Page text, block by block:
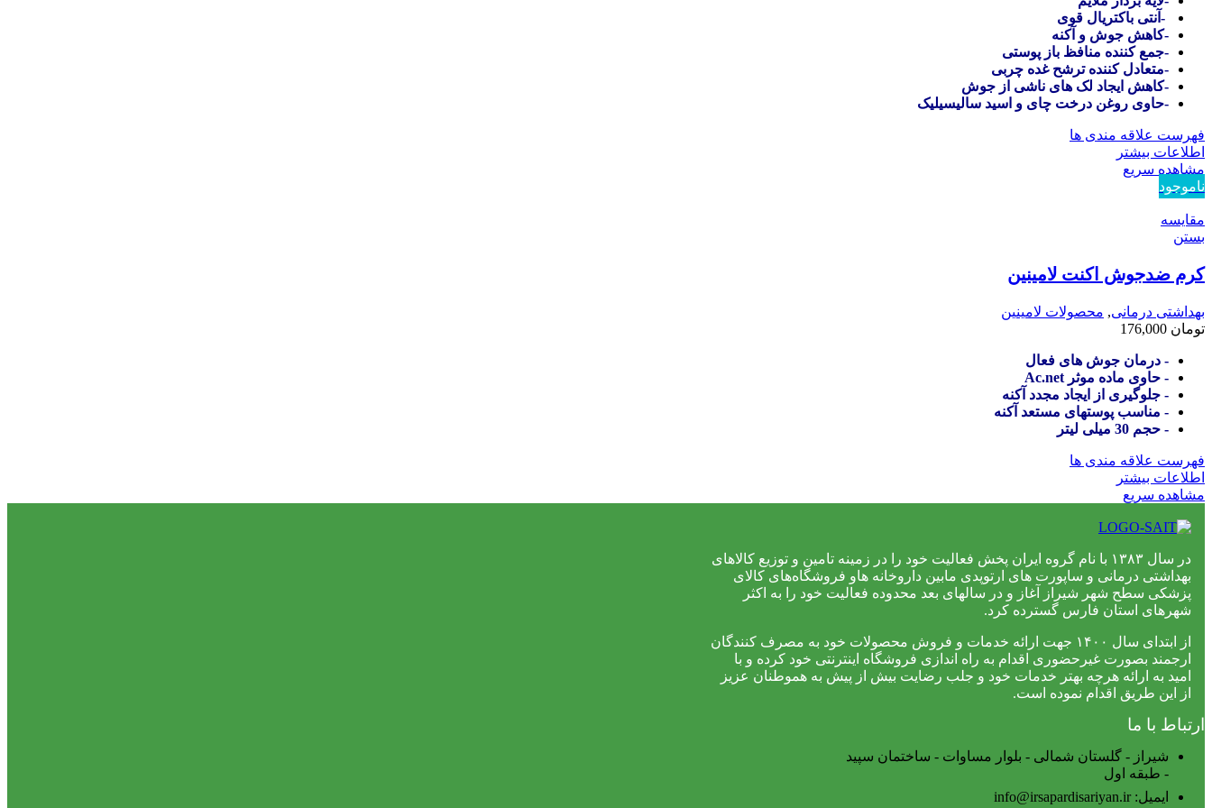
-آنتی باکتریال قوی
-کاهش جوش و آکنه
-جمع کننده منافظ باز پوستی
-متعادل کننده ترشح غده چربی
-کاهش ایجاد لک های ناشی از جوش
-حاوی روغن درخت چای و اسید سالیسیلیک
فهرست علاقه مندی ها
اطلاعات بیشتر
مشاهده سریع
ناموجود
مقایسه
بستن
کرم ضدجوش اکنت لامینین
بهداشتی درمانی, محصولات لامینین
تومان
- درمان جوش های فعال
- حاوی ماده موثر Ac.net
- جلوگیری از ایجاد مجدد آکنه
- مناسب پوستهای مستعد آکنه
- حجم 30 میلی لیتر
فهرست علاقه مندی ها
اطلاعات بیشتر
مشاهده سریع
در سال ۱۳۸۳ با نام گروه ایران پخش فعالیت خود را در زمینه تامین و توزیع کالاهای
بهداشتی درمانی و ساپورت های ارتوپدی مابین داروخانه هاو فروشگاه‌های کالای
پزشکی سطح شهر شیراز آغاز و در سالهای بعد محدوده فعالیت خود را به اکثر
شهرهای استان فارس گسترده کرد.
از ابتدای سال ۱۴۰۰ جهت ارائه خدمات و فروش محصولات خود به مصرف کنندگان
ارجمند بصورت غیرحضوری اقدام به راه اندازی فروشگاه اینترنتی خود کرده و با
امید به ارائه هرچه بهتر خدمات خود و جلب رضایت بیش از پیش به هموطنان عزیز
از این طریق اقدام نموده است.
ارتباط با ما
شیراز - گلستان شمالی - بلوار مساوات - ساختمان سپید
- طبقه اول
ایمیل: info@irsapardisariyan.ir